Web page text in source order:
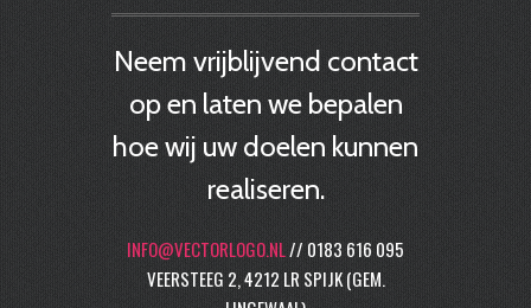
Neem vrijblijvend contact
op en laten we bepalen
hoe wij uw doelen kunnen
realiseren.
INFO@VECTORLOGO.NL// 0183 616 095
VEERSTEEG 2, 4212 LR SPIJK (GEM.